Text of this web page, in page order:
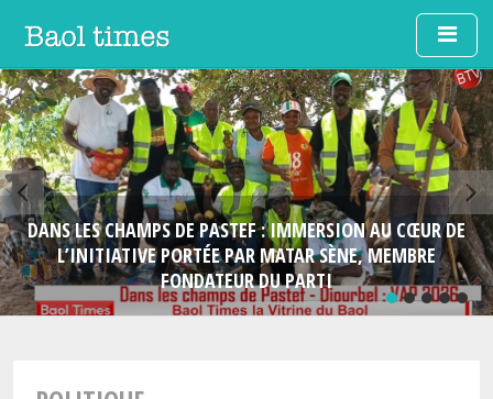
DANS LES CHAMPS DE PASTEF : IMMERSION AU CŒUR DE
L’INITIATIVE PORTÉE PAR MATAR SÈNE, MEMBRE
FONDATEUR DU PARTI